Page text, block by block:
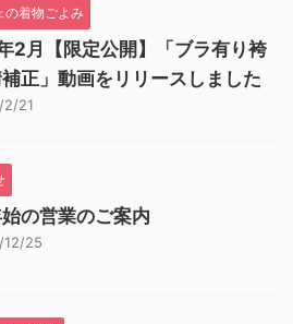
の着物ごよみ
2月【限定公開】「ブラ有り袴
正」動画をリリースしました
21
の営業のご案内
25